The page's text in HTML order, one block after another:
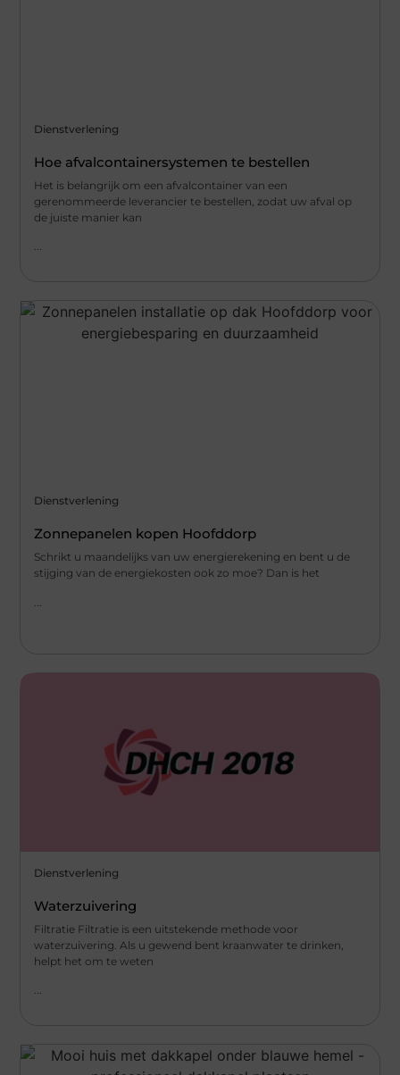
Dienstverlening
Hoe afvalcontainersystemen te bestellen
Het is belangrijk om een afvalcontainer van een
gerenommeerde leverancier te bestellen, zodat uw afval op
de juiste manier kan
...
Dienstverlening
Zonnepanelen kopen Hoofddorp
Schrikt u maandelijks van uw energierekening en bent u de
stijging van de energiekosten ook zo moe? Dan is het
Dienstverlening
Waterzuivering
Filtratie Filtratie is een uitstekende methode voor
waterzuivering. Als u gewend bent kraanwater te drinken,
helpt het om te weten